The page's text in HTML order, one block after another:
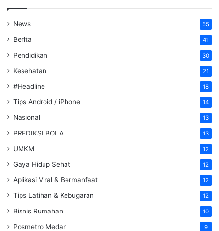
News 55
Berita 41
Pendidikan 30
Kesehatan 21
#Headline 18
Tips Android / iPhone 14
Nasional 13
PREDIKSI BOLA 13
UMKM 12
Gaya Hidup Sehat 12
Aplikasi Viral & Bermanfaat 12
Tips Latihan & Kebugaran 12
Bisnis Rumahan 10
Posmetro Medan 9